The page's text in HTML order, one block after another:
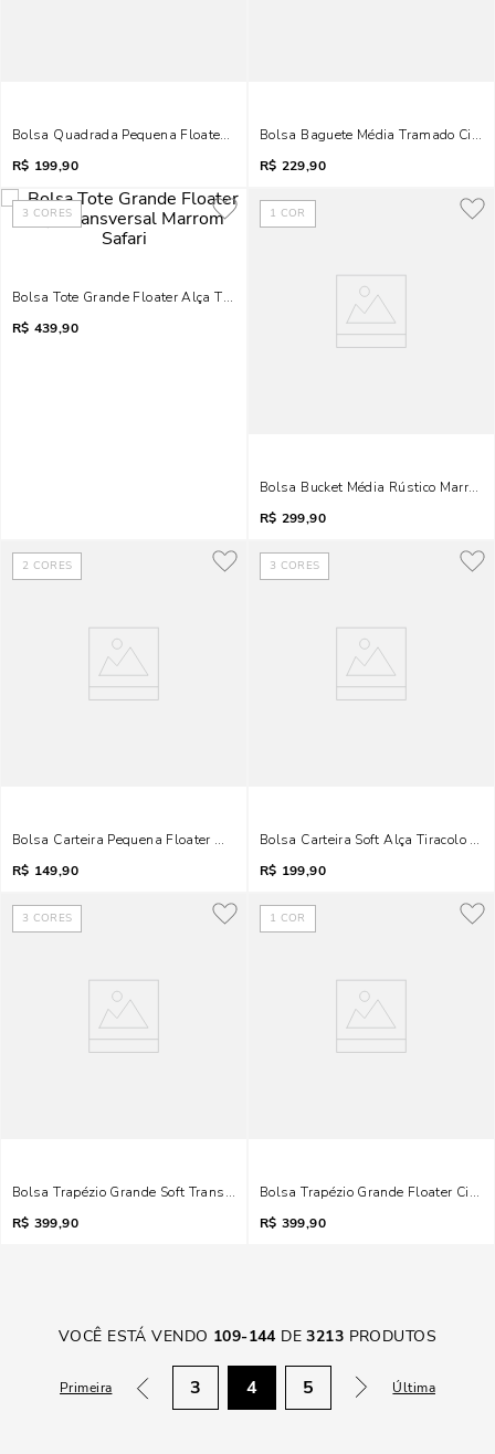
Bolsa Quadrada Pequena Floater Marfim Transversal
R$ 199,90
Bolsa Baguete Média Tramado
R$ 229,90
3 CORES
Bolsa Tote Grande Floater Alça Transversal Marrom Safari
R$ 439,90
1 COR
Bolsa Bucket Média Rústico Marrom
R$ 299,90
2 CORES
Bolsa Carteira Pequena Floater Matelassê Preto
R$ 149,90
3 CORES
Bolsa Carteira Soft Alça Tiracolo
R$ 199,90
3 CORES
Bolsa Trapézio Grande Soft Transversal Preto
R$ 399,90
1 COR
Bolsa Trapézio Grande Floater
R$ 399,90
VOCÊ ESTÁ VENDO 109-144 DE3213 PRODUTOS
Primeira 3 4 5 Última